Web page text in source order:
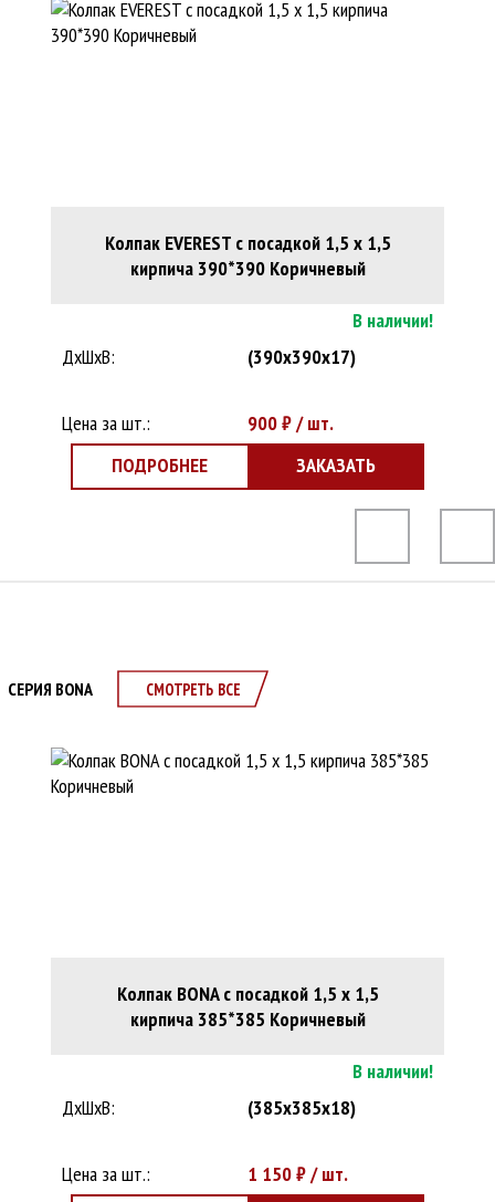
Колпак EVEREST с посадкой 1,5 х 1,5
кирпича 390*390 Коричневый
В наличии!
ДхШхВ:
(390x390x17)
Цена за шт.: 900₽ / шт.
ПОДРОБНЕЕ ЗАКАЗАТЬ
СЕРИЯ BONA СМОТРЕТЬ ВСЕ
Колпак BONA с посадкой 1,5 х 1,5
кирпича 385*385 Коричневый
В наличии!
ДхШхВ:
(385x385x18)
Цена за шт.: 1 150₽ / шт.